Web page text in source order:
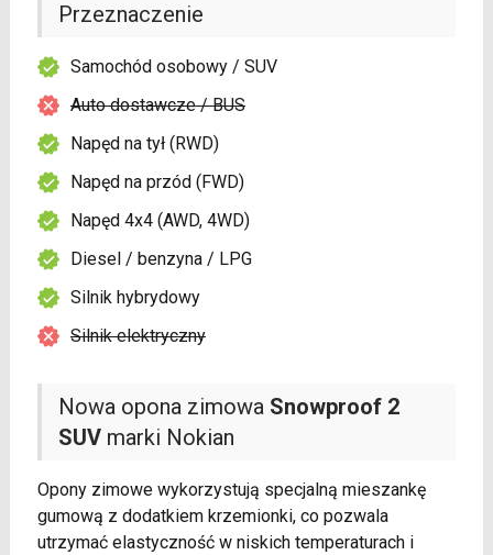
Nowa opona zimowa Snowproof 2
SUVmarki Nokian
Opony zimowe wykorzystują specjalną mieszankę
gumową z dodatkiem krzemionki, co pozwala
utrzymać elastyczność w niskich temperaturach i
Przeznaczenie
Samochód osobowy / SUV
Auto dostawcze / BUS
Napęd na tył (RWD)
Napęd na przód (FWD)
Napęd 4x4 (AWD, 4WD)
Diesel / benzyna / LPG
Silnik hybrydowy
Silnik elektryczny